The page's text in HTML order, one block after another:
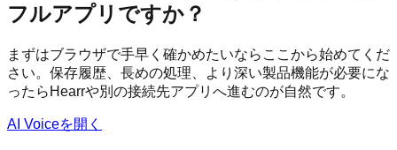
フルアプリですか？
まずはブラウザで手早く確かめたいならここから始めてくだ
さい。保存履歴、長めの処理、より深い製品機能が必要にな
ったらHearrや別の接続先アプリへ進むのが自然です。
AI Voiceを開く